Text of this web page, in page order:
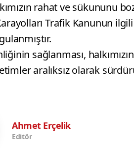
rahat ve sükununu
Trafik Kanunun
sağlanması,
aralıksız olarak
Ahmet Erçelik
Editör